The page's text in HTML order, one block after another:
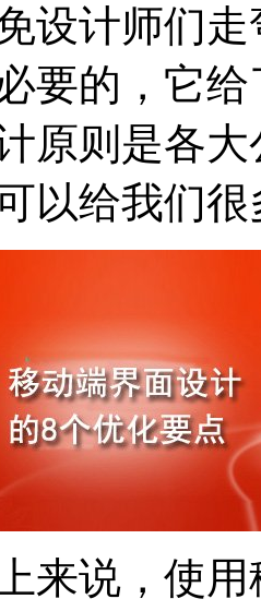
设计师们
要的，它
原则是各
以给我们
来说，使